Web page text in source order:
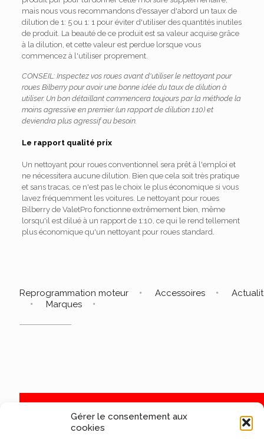
Gérer le consentement aux
cookies
mais nous vous recommandons d'essayer d'abord un taux de
dilution de 1: 5 ou 1: 1 pour éviter d'utiliser des quantités inutiles
de produit. La beauté de ce produit est sa valeur acquise grâce
à la dilution, et cette valeur est perdue lorsque vous
commencez à l'utiliser proprement.
CONSEIL: Inspectez vos roues avant d'utiliser le nettoyant pour
roues Bilberry pour avoir une bonne idée du taux de dilution à
utiliser. Un bon détaillant commencera toujours par la méthode la
moins agressive en premier (un rapport de dilution 1:10) et
deviendra plus agressif au besoin.
Le rapport qualité prix
Un nettoyant pour roues conventionnel sera prêt à l'emploi et
ne nécessitera aucune dilution. Bien que cela soit très pratique
et sans tracas, ce n'est pas le choix le plus économique si vous
lavez fréquemment les voitures. Le nettoyant pour roues
Bilberry de ValetPro fonctionne extrêmement bien, même
lorsqu'il est dilué à un rapport de 1:10, ce qui le rend tellement
plus économique qu'un nettoyant pour roues standard.
Reprogrammation moteur Accessoires
Marques